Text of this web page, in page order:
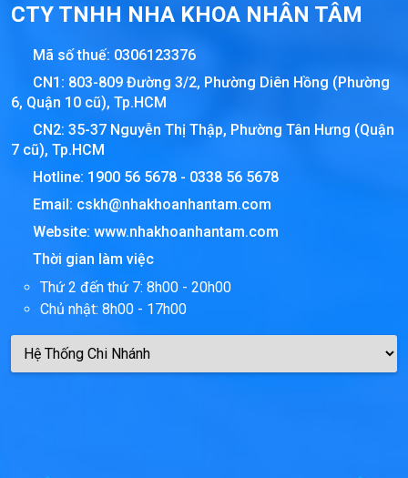
CTY TNHH NHA KHOA NHÂN TÂM
Mã số thuế: 0306123376
CN1: 803-809 Đường 3/2, Phường Diên Hồng (Phường
6, Quận 10 cũ), Tp.HCM
CN2: 35-37 Nguyễn Thị Thập, Phường Tân Hưng (Quận
7 cũ), Tp.HCM
Hotline: 1900 56 5678 - 0338 56 5678
Email: cskh@nhakhoanhantam.com
Website: www.nhakhoanhantam.com
Thời gian làm việc
Thứ 2 đến thứ 7: 8h00 - 20h00
Chủ nhật: 8h00 - 17h00